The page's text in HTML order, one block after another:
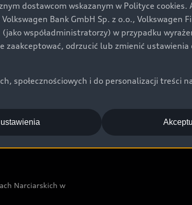
w Warszawie
Narciarskich w
dostawcom wskazanym w Polityce
Bank GmbH Sp. z o.o., Volkswagen
współadministratorzy) w przypadku
zaakceptować, odrzucić lub zmienić ustawienia
społecznościowych i do personalizacji treści